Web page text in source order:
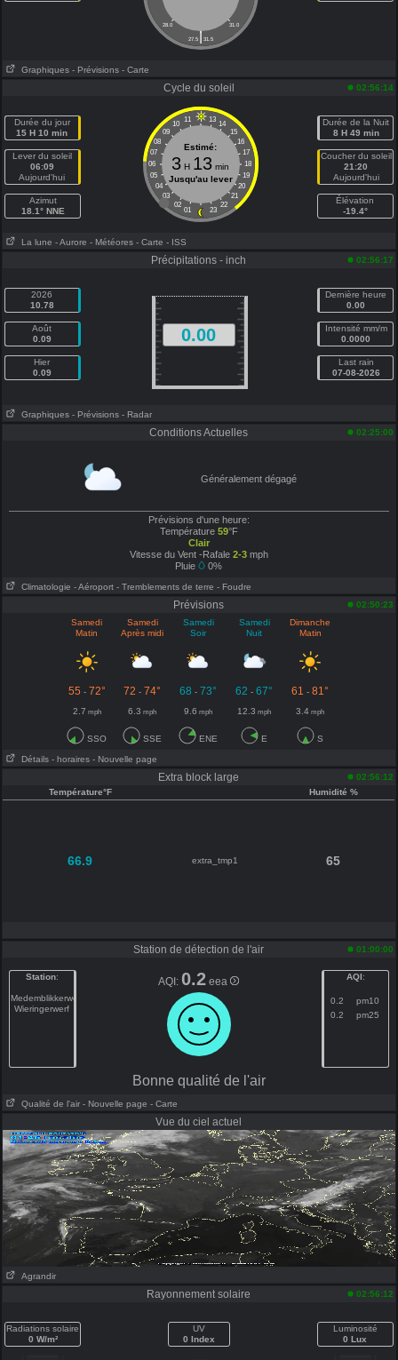
28.0 31.0
|
27.5 31.5
Graphiques - Prévisions - Carte
Cycle du soleil 02:56:14
Durée du jour
15 H 10 min
Lever du soleil
06:09
Aujourd'hui
Azimut
18.1° NNE
11 13
10
14
09
15
08
16
07
17
06
18
05
19
04
20
03
21
02
22
01 23
Estimé:
3 H 13 min
Jusqu'au lever
Durée de la Nuit
8 H 49 min
Coucher du soleil
21:20
Aujourd'hui
Élévation
-19.4°
La lune - Aurore - Météores - Carte - ISS
Précipitations - inch 02:56:17
2026
10.78
Août
0.09
Hier
0.09
0.00
Dernière heure
0.00
Intensité mm/m
0.0000
Last rain
07-08-2026
Graphiques - Prévisions - Radar
Conditions Actuelles 02:25:00
Généralement dégagé
Prévisions d'une heure:
Température 59°F
Clair
Vitesse du Vent -Rafale 2-3mph
Pluie
0%
Climatologie - Aéroport - Tremblements de terre - Foudre
Prévisions
02:50:23
Samedi
Matin
Samedi
Après midi
Samedi
Soir
Samedi
Nuit
Dimanche
Matin
55 - 72° 72 - 74° 68 - 73° 62 -67° 61 -81°
2.7 mph 6.3 mph 9.6 mph 12.3 mph 3.4 mph
SSO SSE ENE E S
Détails - horaires - Nouvelle page
Extra block large
02:56:12
Température°F
Humidité %
66.9 extra_tmp1 65
Station de détection de l'air 01:00:00
Station:
Medemblikkerweg
Wieringerwerf
AQI:0.2 eea AQI:
0.2
pm10
0.2
pm25
Bonne qualité de l'air
Qualité de l'air - Nouvelle page - Carte
Vue du ciel actuel
Agrandir
Rayonnement solaire 02:56:12
Radiations solaire
0 W/m²
UV
0 Index
Luminosité
0 Lux